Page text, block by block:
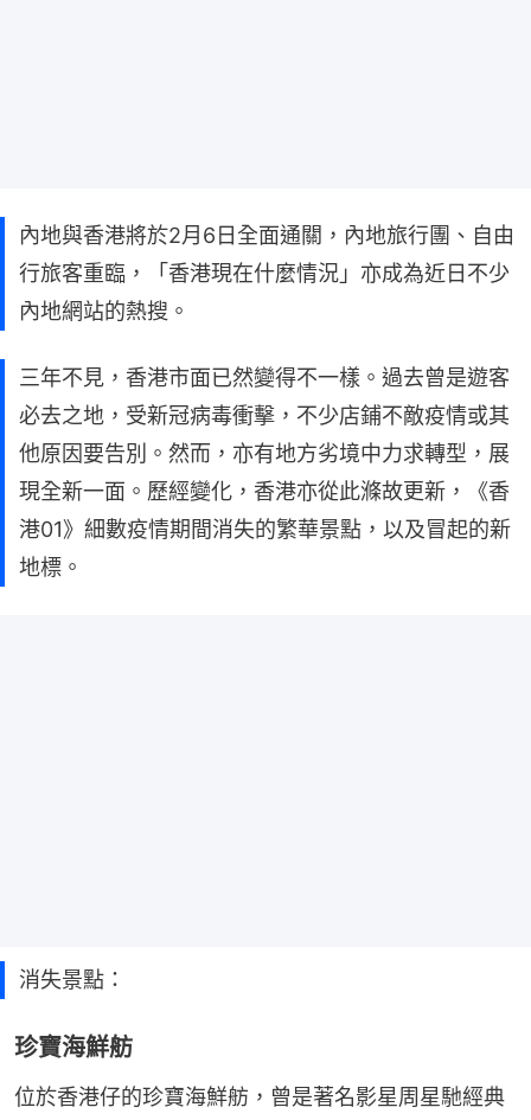
內地與香港將於2月6日全面通關，內地旅行團、自由
行旅客重臨，「香港現在什麼情況」亦成為近日不少
內地網站的熱搜。
三年不見，香港市面已然變得不一樣。過去曾是遊客
必去之地，受新冠病毒衝擊，不少店鋪不敵疫情或其
他原因要告別。然而，亦有地方劣境中力求轉型，展
現全新一面。歷經變化，香港亦從此滌故更新，《香
港01》細數疫情期間消失的繁華景點，以及冒起的新
地標。
消失景點：
珍寶海鮮舫
位於香港仔的珍寶海鮮舫，曾是著名影星周星馳經典